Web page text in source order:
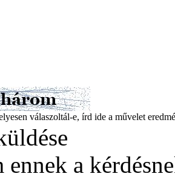
válaszoltál-e, írd ide a művelet
ennek a